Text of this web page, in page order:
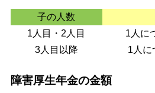
子の人数
1人目・2人目
1人に
3人目以降
1人に
障害厚生年金の金額